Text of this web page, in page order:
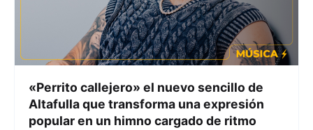
«Perrito callejero» el nuevo sencillo de
Altafulla que transforma una expresión
popular en un himno cargado de ritmo